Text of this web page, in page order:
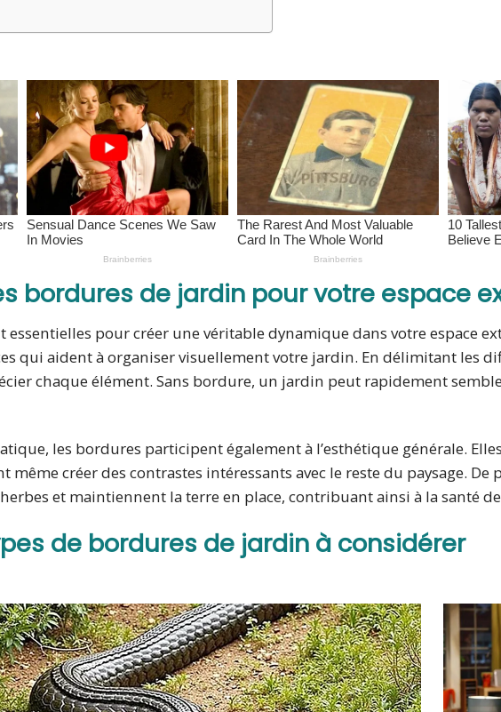
bordures de jardin pour votre espace
pour créer une véritable dynamique dans votre espace
qui aident à organiser visuellement votre jardin. En délimitant les
chaque élément. Sans bordure, un jardin peut rapidement
les bordures participent également à l’esthétique générale.
même créer des contrastes intéressants avec le reste du paysage. De
et maintiennent la terre en place, contribuant ainsi à la santé
de bordures de jardin à considérer